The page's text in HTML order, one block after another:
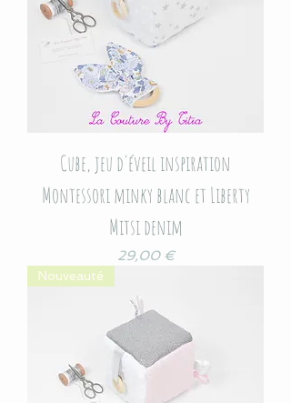
Cube, jeu d'éveil inspiration
Montessori minky blanc et Liberty
Mitsi denim
Prix
29,00 €
Nouveauté